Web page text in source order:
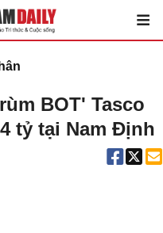
BOT' Tasco
tỷ tại Nam Định